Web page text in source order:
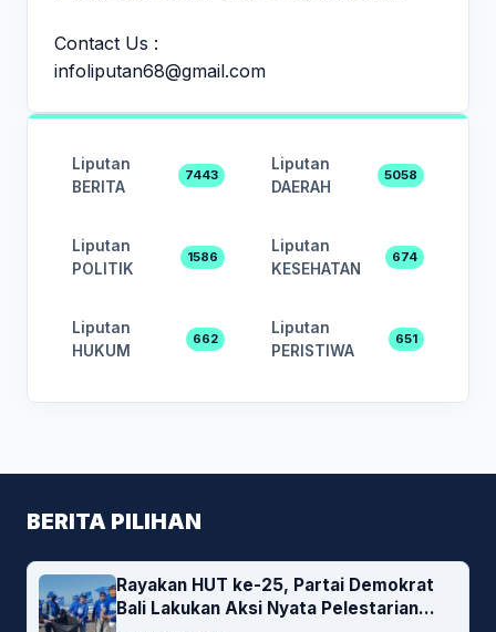
Contact Us :
infoliputan68@gmail.com
Liputan
BERITA
7443
Liputan
DAERAH
5058
Liputan
POLITIK
1586
Liputan
KESEHATAN
674
Liputan
HUKUM
662
Liputan
PERISTIWA
651
BERITA PILIHAN
Rayakan HUT ke-25, Partai Demokrat
Bali Lakukan Aksi Nyata Pelestarian